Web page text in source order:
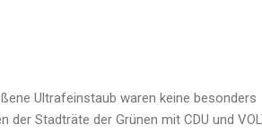
Ultrafeinstaub waren keine besonders
Stadträte der Grünen mit CDU und